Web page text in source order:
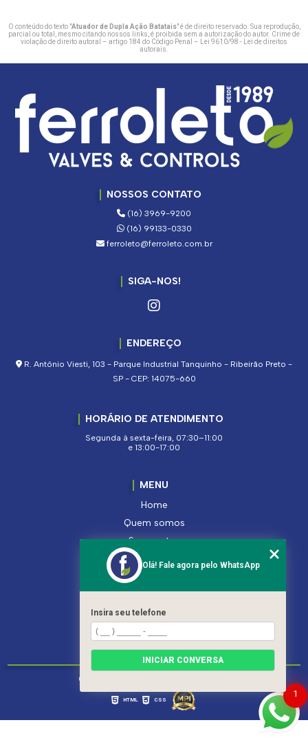
O conteúdo do texto "Atuador de Dupla Ação Batatais" é de direito reservado. Sua reprodução,
parcial ou total, mesmo citando nossos links, é proibida sem a autorização do autor. Crime de
violação de direito autoral – artigo 184 do Código Penal – Lei 9610/98 - Lei de direitos
autorais.
NOSSOS CONTATO
(16) 3969-9200
(16) 99133-0330
ferroleto@ferroleto.com.br
SIGA-NOS!
ENDEREÇO
R. Antônio Viesti, 103 - Parque Industrial Tanquinho - Ribeirão Preto -
SP - CEP: 14075-660
HORÁRIO DE ATENDIMENTO
Segunda à sexta-feira, 07:30–11:00
e 13:00-17:00
MENU
Home
Quem somos
Segmentos
Serviços
Produtos
Contato
Categorias
Mapa do site
Copyright © Ferroleto. (Lei 9610 de 19/02/1998)
HTML CSS
1
Olá! Fale agora pelo WhatsApp
Insira seu telefone
INICIAR CONVERSA